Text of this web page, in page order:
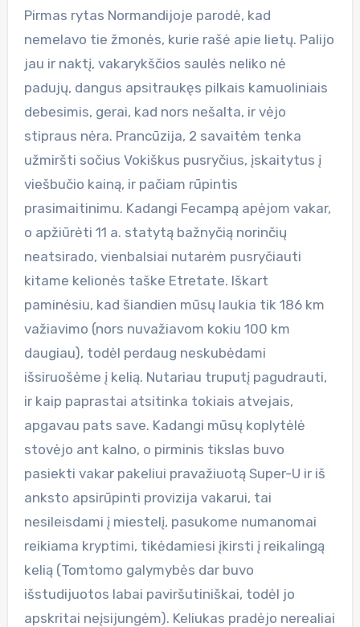
Pirmas rytas Normandijoje parodė, kad
nemelavo tie žmonės, kurie rašė apie lietų. Palijo
jau ir naktį, vakarykščios saulės neliko nė
padujų, dangus apsitraukęs pilkais kamuoliniais
debesimis, gerai, kad nors nešalta, ir vėjo
stipraus nėra. Prancūzija, 2 savaitėm tenka
užmiršti sočius Vokiškus pusryčius, įskaitytus į
viešbučio kainą, ir pačiam rūpintis
prasimaitinimu. Kadangi Fecampą apėjom vakar,
o apžiūrėti 11 a. statytą bažnyčią norinčių
neatsirado, vienbalsiai nutarėm pusryčiauti
kitame kelionės taške Etretate. Iškart
paminėsiu, kad šiandien mūsų laukia tik 186 km
važiavimo (nors nuvažiavom kokiu 100 km
daugiau), todėl perdaug neskubėdami
išsiruošėme į kelią. Nutariau truputį pagudrauti,
ir kaip paprastai atsitinka tokiais atvejais,
apgavau pats save. Kadangi mūsų koplytėlė
stovėjo ant kalno, o pirminis tikslas buvo
pasiekti vakar pakeliui pravažiuotą Super-U ir iš
anksto apsirūpinti provizija vakarui, tai
nesileisdami į miestelį, pasukome numanomai
reikiama kryptimi, tikėdamiesi įkirsti į reikalingą
kelią (Tomtomo galymybės dar buvo
išstudijuotos labai paviršutiniškai, todėl jo
apskritai neįsijungėm). Keliukas pradėjo nerealiai